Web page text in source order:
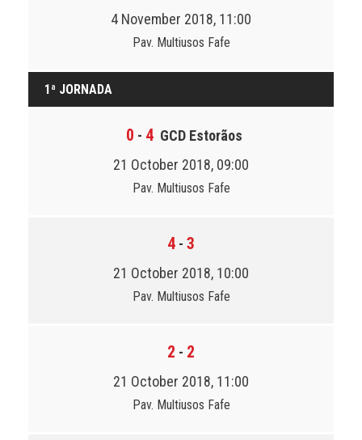
4 November 2018, 11:00
Pav. Multiusos Fafe
1ª JORNADA
0 - 4 GCD Estorãos
21 October 2018, 09:00
Pav. Multiusos Fafe
4 - 3
21 October 2018, 10:00
Pav. Multiusos Fafe
2 - 2
21 October 2018, 11:00
Pav. Multiusos Fafe